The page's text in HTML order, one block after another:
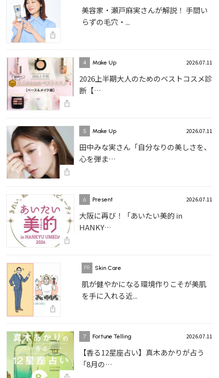
美容家・瀬戸麻実さんが解説！ 手間い
らずの毛穴・...
4 Make Up 2026.07.11
2026上半期大人のためのベストコスメ診
断【…
5 Make Up 2026.07.11
田中みな実さん「自分なりの美しさを、
心を弾ま…
6 Present 2026.07.11
大阪に再び！「あいたい美的 in
HANKY…
Skin Care
肌が健やかになる環境作りこそが美肌
を手に入れる近...
7 Fortune Telling 2026.07.11
【香る12星座占い】真木あかりが占う
「8月の…